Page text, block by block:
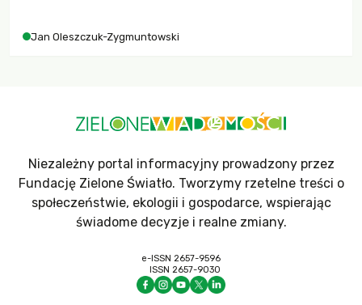
Jan Oleszczuk-Zygmuntowski
Niezależny portal informacyjny prowadzony przez
Fundację Zielone Światło. Tworzymy rzetelne treści o
społeczeństwie, ekologii i gospodarce, wspierając
świadome decyzje i realne zmiany.
e-ISSN 2657-9596
ISSN 2657-9030